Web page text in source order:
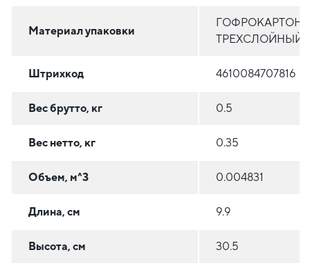
Материал упаковки
ГОФРОКАРТОН
ТРЕХСЛОЙНЫЙ
Штрихкод 4610084707816
Вес брутто, кг 0.5
Вес нетто, кг 0.35
Объем, м^3 0.004831
Длина, см 9.9
Высота, см 30.5